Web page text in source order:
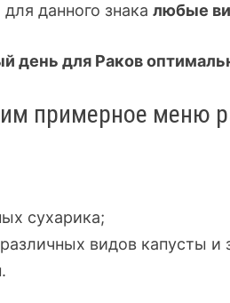
данного знакалюбые
день для Раков
примерное меню
сухарика;
различных видов капусты